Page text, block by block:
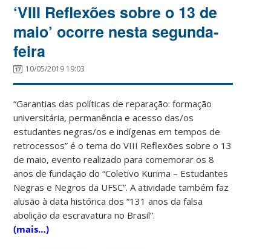
‘VIII Reflexões sobre o 13 de
maio’ ocorre nesta segunda-
feira
10/05/2019 19:03
“Garantias das políticas de reparação: formação
universitária, permanência e acesso das/os
estudantes negras/os e indígenas em tempos de
retrocessos” é o tema do VIII Reflexões sobre o 13
de maio, evento realizado para comemorar os 8
anos de fundação do “Coletivo Kurima – Estudantes
Negras e Negros da UFSC”. A atividade também faz
alusão à data histórica dos “131 anos da falsa
abolição da escravatura no Brasil”.
(mais…)